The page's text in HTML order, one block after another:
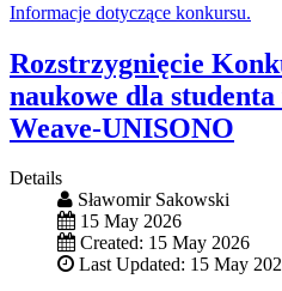
Informacje dotyczące konkursu.
Rozstrzygnięcie
naukowe dla
Weave-UNISONO
Details
Sławomir Sakowski
15 May 2026
Created: 15 May 2026
Last Updated: 15 May